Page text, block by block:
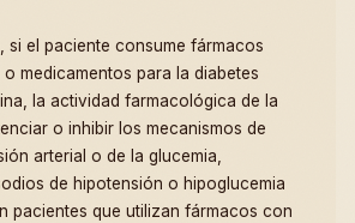
si el paciente consume fármacos
medicamentos para la diabetes
la actividad farmacológica de la
o inhibir los mecanismos de
arterial o de la glucemia,
de hipotensión o hipoglucemia
pacientes que utilizan fármacos con